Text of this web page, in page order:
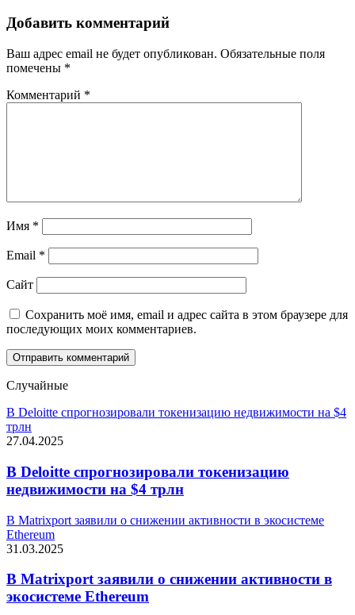
Добавить комментарий
Ваш адрес email не будет опубликован. Обязательные поля
помечены *
Комментарий *
Имя *
Email *
Сайт
Сохранить моё имя, email и адрес сайта в этом браузере для
последующих моих комментариев.
Случайные
В Deloitte спрогнозировали токенизацию недвижимости на $4
трлн
27.04.2025
В Deloitte спрогнозировали токенизацию
недвижимости на $4 трлн
В Matrixport заявили о снижении активности в экосистеме
Ethereum
31.03.2025
В Matrixport заявили о снижении активности в
экосистеме Ethereum